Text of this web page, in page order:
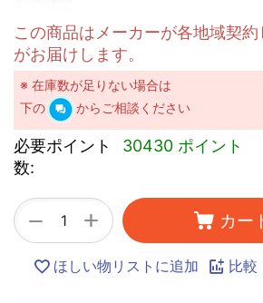
この商品はメーカーが各地域契
がお届けします。
※ 在庫数が足りない場合は
下の
からご相談ください
必要ポイント
数:
30430 ポイント
+
− カー
ほしい物リストに追加 比較